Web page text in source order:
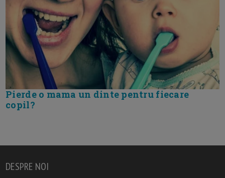
Pierde o mama un dinte pentru fiecare
copil?
DESPRE NOI